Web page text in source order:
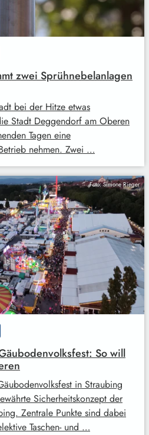
zwei Sprühnebelanlagen
bei der Hitze etwas
Stadt Deggendorf am Oberen
Tagen eine
nehmen. Zwei …
Foto: Simone Rieger
So will
in Straubing
Sicherheitskonzept der
Zentrale Punkte sind dabei
Taschen- und …